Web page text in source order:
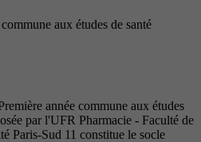
aux études de santé
année commune aux études
par l'UFR Pharmacie - Faculté de
Paris-Sud 11 constitue le socle